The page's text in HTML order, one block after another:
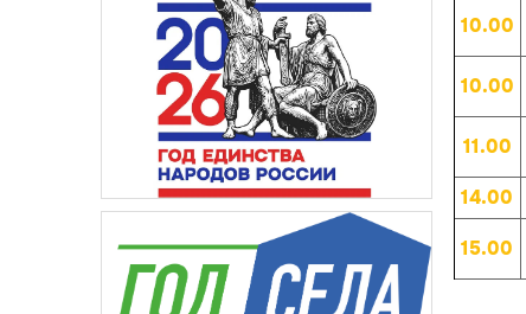
10.00
10.00
11.00
14.00
15.00